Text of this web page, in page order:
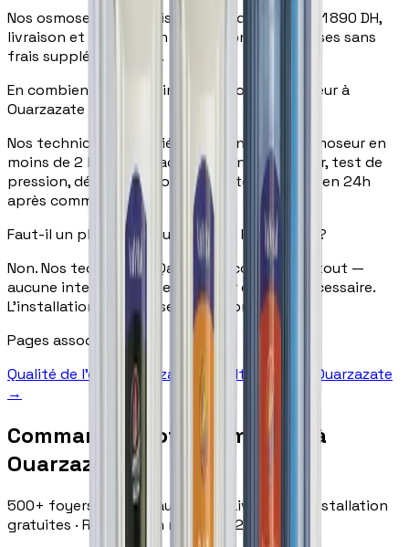
Nos osmoseurs sont disponibles de 850 DH à 1 890 DH,
livraison et installation professionnelle incluses sans
frais supplémentaires.
En combien de temps installez-vous l'osmoseur à
Ouarzazate ?
Nos techniciens certifiés installent votre osmoseur en
moins de 2 heures — raccordement sous évier, test de
pression, démonstration complète. Livraison en 24h
après commande.
Faut-il un plombier pour installer l'osmoseur ?
Non. Nos techniciens Qatarat s'occupent de tout —
aucune intervention de plombier externe nécessaire.
L'installation est incluse dans le prix.
Pages associées
Qualité de l'eau à Ouarzazate →
Filtre à eau à Ouarzazate
→
Commandez votre osmoseur à
Ouarzazate
500+ foyers équipés au Maroc · Livraison & installation
gratuites · Réponse en moins de 2h